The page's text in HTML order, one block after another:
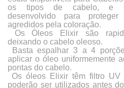
os tipos de cabelo, e
desenvolvido para
agredidos pela coloração.
Os Óleos Elixir são
deixando o cabelo oleoso.
Basta espalhar 3 a 4
aplicar o óleo uniformemente
pontas do cabelo.
Os óleos Elixir têm filtro UV
poderão ser utilizados antes